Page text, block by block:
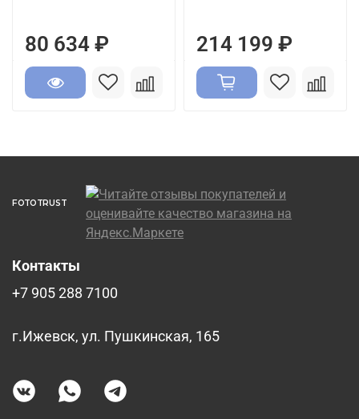
80 634 ₽ 214 199 ₽
FOTOTRUST
Контакты
+7 905 288 7100
г.Ижевск, ул. Пушкинская, 165